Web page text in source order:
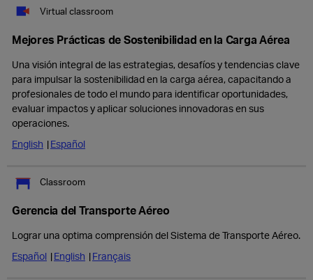
Virtual classroom
Mejores Prácticas de Sostenibilidad en la Carga Aérea
Una visión integral de las estrategias, desafíos y tendencias clave
para impulsar la sostenibilidad en la carga aérea, capacitando a
profesionales de todo el mundo para identificar oportunidades,
evaluar impactos y aplicar soluciones innovadoras en sus
operaciones.
English
Español
Classroom
Gerencia del Transporte Aéreo
Lograr una optima comprensión del Sistema de Transporte Aéreo.
Español
English Français